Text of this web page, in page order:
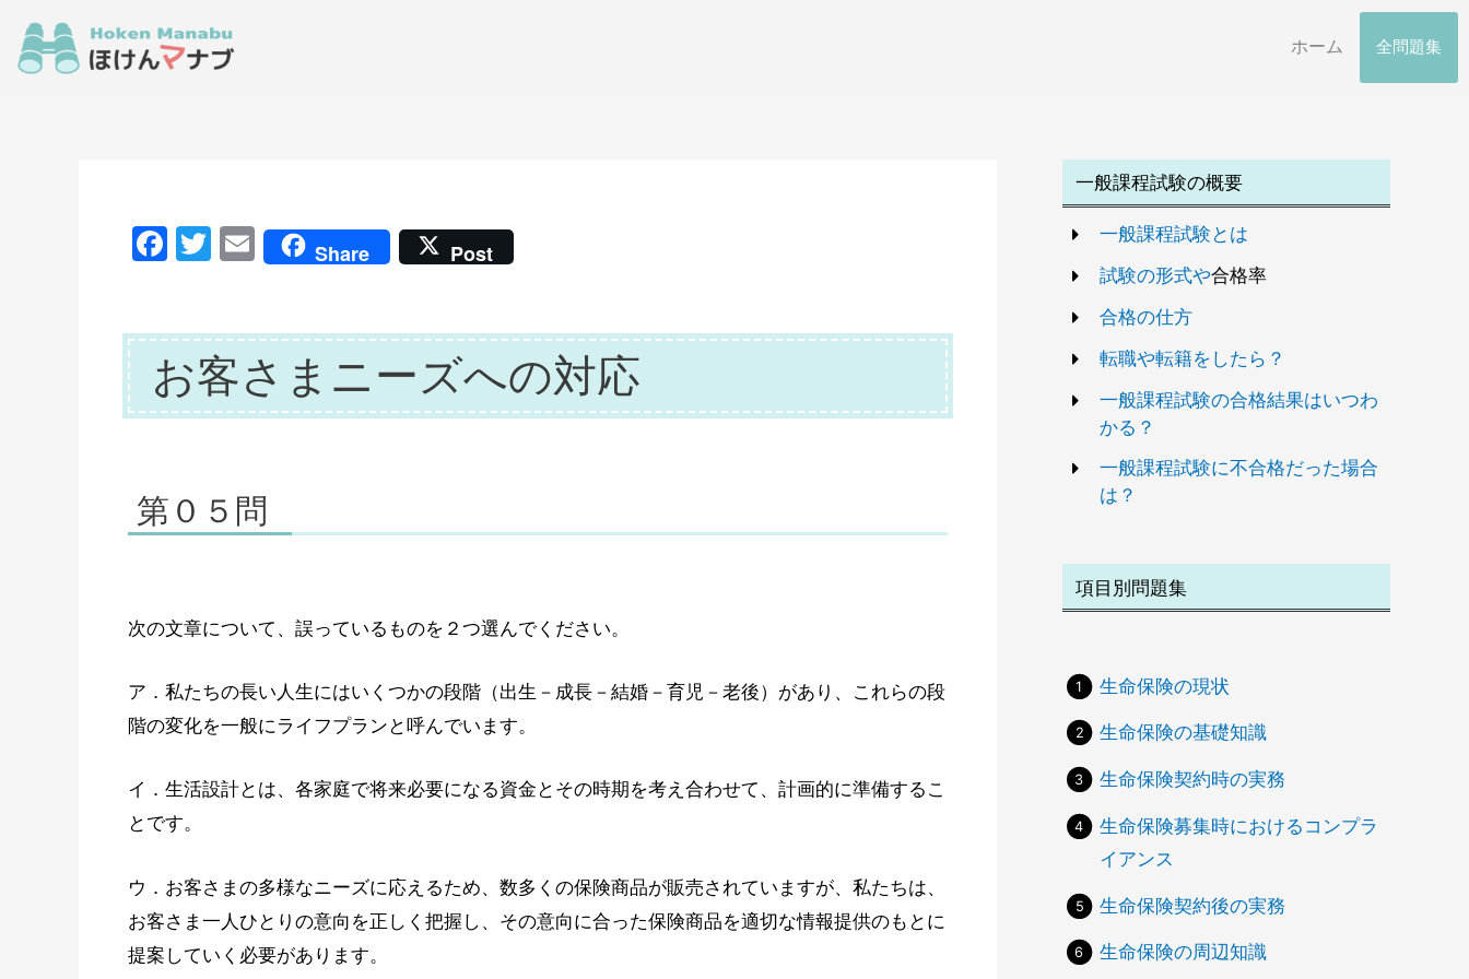
ホーム 全問題集
F
e
b
o
k
T
er
E
m
l
Share Post
お客さまニーズへの対応
第０５問
次の文章について、誤っているものを２つ選んでください。
ア．私たちの長い人生にはいくつかの段階（出生－成長－結婚－育児－老後）があり、これらの段
階の変化を一般にライフプランと呼んでいます。
イ．生活設計とは、各家庭で将来必要になる資金とその時期を考え合わせて、計画的に準備するこ
とです。
ウ．お客さまの多様なニーズに応えるため、数多くの保険商品が販売されていますが、私たちは、
お客さま一人ひとりの意向を正しく把握し、その意向に合った保険商品を適切な情報提供のもとに
提案していく必要があります。
一般課程試験の概要
一般課程試験とは
試験の形式や合格率
合格の仕方
転職や転籍をしたら？
一般課程試験の合格結果はいつわ
かる？
一般課程試験に不合格だった場合
は？
項目別問題集
生命保険の現状
生命保険の基礎知識
生命保険契約時の実務
生命保険募集時におけるコンプラ
イアンス
生命保険契約後の実務
生命保険の周辺知識